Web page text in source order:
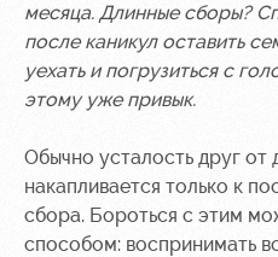
Ледовый
дворец
Занятия
Контакты
Академии
Карта
для
месяца. Длинные сборы?
после каникул оставить
уехать и погрузиться с
этому уже привык.
Обычно усталость друг
накапливается только к
сбора. Бороться с этим
способом: воспринимать